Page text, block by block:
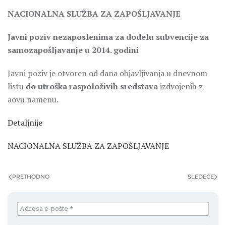
NACIONALNA SLUŽBA ZA ZAPOŠLJAVANJE
Javni poziv nezaposlenima za dodelu subvencije za
samozapošljavanje u 2014. godini
Javni poziv je otvoren od dana objavljivanja u dnevnom
listu do utroška raspoloživih sredstavaizdvojenih z
aovu namenu.
Detaljnije
NACIONALNA SLUŽBA ZA ZAPOŠLJAVANJE
PRETHODNO SLEDEĆE